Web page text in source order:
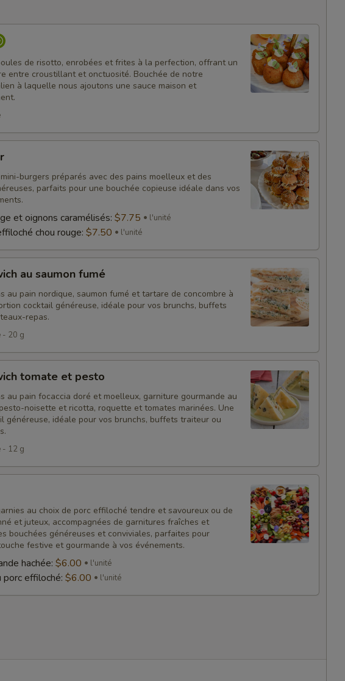
de risotto, enrobées et frites à la perfection, offrant un
entre croustillant et onctuosité. Bouchée de notre
à laquelle nous ajoutons une sauce maison et
burgers préparés avec des pains moelleux et des
parfaits pour une bouchée copieuse idéale dans vos
et oignons caramélisés: $7.75 l'unité
chou rouge: $7.50 l'unité
au saumon fumé
au pain nordique, saumon fumé et tartare de concombre à
cocktail généreuse, idéale pour vos brunchs, buffets
repas.
- 20 g
tomate et pesto
au pain focaccia doré et moelleux, garniture gourmande au
noisette et ricotta, roquette et tomates marinées. Une
généreuse, idéale pour vos brunchs, buffets traiteur ou
- 12 g
au choix de porc effiloché tendre et savoureux ou de
et juteux, accompagnées de garnitures fraîches et
bouchées généreuses et conviviales, parfaites pour
festive et gourmande à vos événements.
hachée: $6.00 l'unité
porc effiloché: $6.00 l'unité